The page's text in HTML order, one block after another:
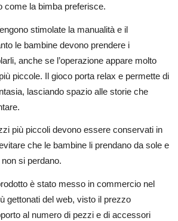
come la bimba preferisce.
stimolate la manualità e il
le bambine devono prendere i
anche se l’operazione appare molto
piccole. Il gioco porta relax e permette di
lasciando spazio alle storie che
più piccoli devono essere conservati in
che le bambine li prendano da sole e
si perdano.
è stato messo in commercio nel
gettonati del web, visto il prezzo
al numero di pezzi e di accessori